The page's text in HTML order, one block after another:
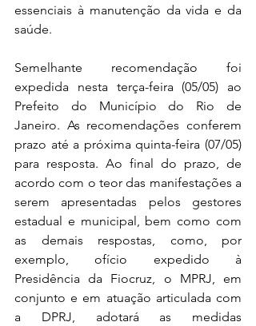
essenciais à manutenção da vida e da
saúde.
Semelhante recomendação foi
expedida nesta terça-feira (05/05) ao
Prefeito do Município do Rio de
Janeiro. As recomendações conferem
prazo até a próxima quinta-feira (07/05)
para resposta. Ao final do prazo, de
acordo com o teor das manifestações a
serem apresentadas pelos gestores
estadual e municipal, bem como com
as demais respostas, como, por
exemplo, ofício expedido à
Presidência da Fiocruz, o MPRJ, em
conjunto e em atuação articulada com
a DPRJ, adotará as medidas